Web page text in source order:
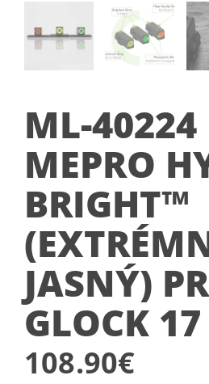
ML-40224
MEPRO
BRIGHT™
JASNÝ)
GLOCK 17
108.90€